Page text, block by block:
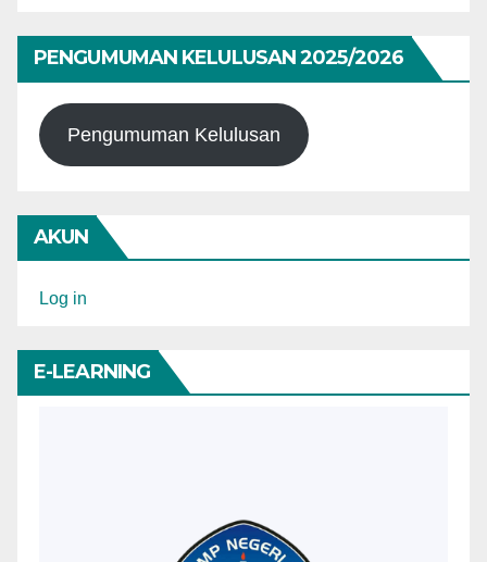
PENGUMUMAN KELULUSAN 2025/2026
Pengumuman Kelulusan
AKUN
Log in
E-LEARNING